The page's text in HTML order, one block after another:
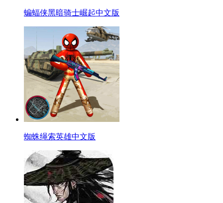
蝙蝠侠黑暗骑士崛起中文版
蜘蛛绳索英雄中文版